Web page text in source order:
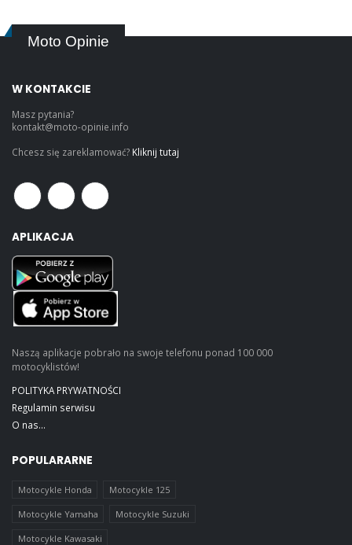
Moto Opinie
W KONTAKCIE
Masz pytania?
kontakt@moto-opinie.info
Chcesz się zareklamować? Kliknij tutaj
APLIKACJA
Naszą aplikacje pobrało na swoje telefonu ponad 100 000
motocyklistów!
POLITYKA PRYWATNOŚCI
Regulamin serwisu
O nas...
POPULARARNE
Motocykle Honda Motocykle 125
Motocykle Yamaha Motocykle Suzuki
Motocykle Kawasaki